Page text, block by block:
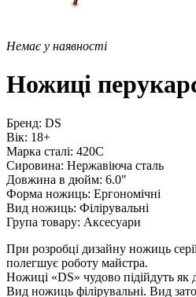
Немає у наявності
Ножиці
Бренд: DS
Вік: 18+
Марка сталі: 420C
Сировина: Нержавіюча сталь
Довжина в дюйм: 6.0"
Форма ножиць: Ергономічні
Вид ножиць: Філірувальні
Група товару: Аксесуари
При розробці дизайну ножиць
полегшує роботу майстра.
Ножиці «DS» чудово підійдуть як
Вид ножиць філірувальні. Вид